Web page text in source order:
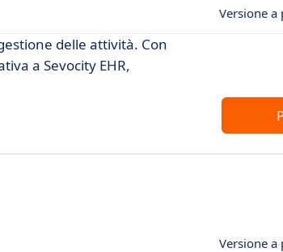
Versione a
delle attività. Con
a Sevocity EHR,
Versione a